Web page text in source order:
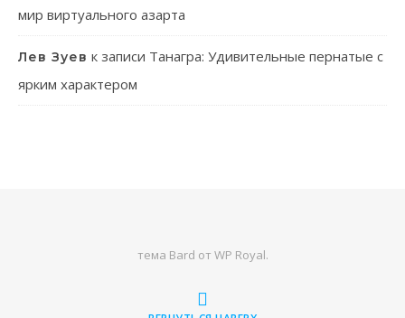
мир виртуального азарта
Лев Зуев к записи Танагра: Удивительные пернатые с
ярким характером
тема Bard от WP Royal.